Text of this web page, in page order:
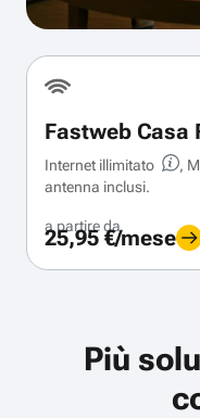
Fastweb Casa
Internet illimitato
,
antenna inclusi.
a partire da
25,95 €/mese
Più